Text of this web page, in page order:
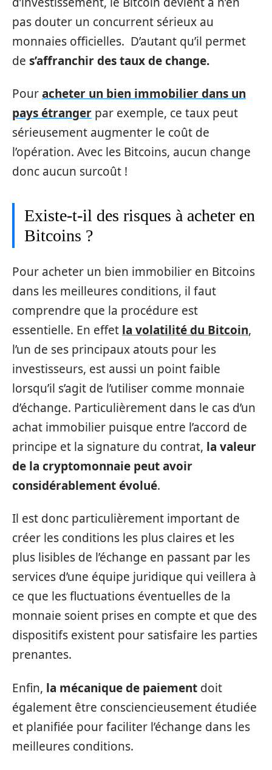
pas douter un concurrent sérieux au
monnaies officielles. D’autant qu’il permet
de s’affranchir des taux de change.
Pouracheter un bien immobilier dans un
pays étranger par exemple, ce taux peut
sérieusement augmenter le coût de
l’opération. Avec les Bitcoins, aucun change
donc aucun surcoût !
Existe-t-il des risques à acheter en
Bitcoins ?
Pour acheter un bien immobilier en Bitcoins
dans les meilleures conditions, il faut
comprendre que la procédure est
essentielle. En effet la volatilité du Bitcoin,
l’un de ses principaux atouts pour les
investisseurs, est aussi un point faible
lorsqu’il s’agit de l’utiliser comme monnaie
d’échange. Particulièrement dans le cas d’un
achat immobilier puisque entre l’accord de
principe et la signature du contrat, la valeur
de la cryptomonnaie peut avoir
considérablement évolué.
Il est donc particulièrement important de
créer les conditions les plus claires et les
plus lisibles de l’échange en passant par les
services d’une équipe juridique qui veillera à
ce que les fluctuations éventuelles de la
monnaie soient prises en compte et que des
dispositifs existent pour satisfaire les parties
prenantes.
Enfin, la mécanique de paiement doit
également être consciencieusement étudiée
et planifiée pour faciliter l’échange dans les
meilleures conditions.